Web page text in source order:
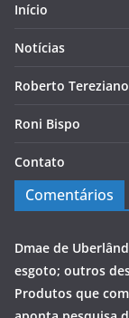
Início
Notícias
Roberto Tereziano
Roni Bispo
Contato
Comentários
Dmae de
esgoto; outros
Produtos que